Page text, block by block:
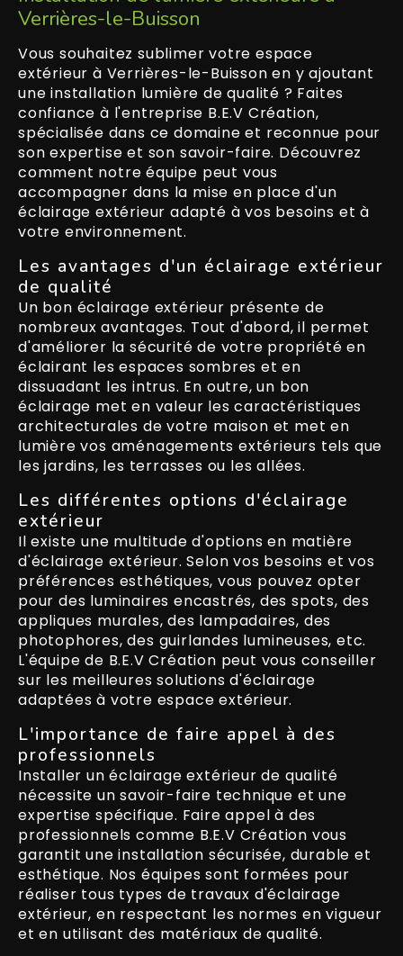
Verrières-le-Buisson
Vous souhaitez sublimer votre espace
extérieur à Verrières-le-Buisson en y ajoutant
une installation lumière de qualité ? Faites
confiance à l'entreprise B.E.V Création,
spécialisée dans ce domaine et reconnue pour
son expertise et son savoir-faire. Découvrez
comment notre équipe peut vous
accompagner dans la mise en place d'un
éclairage extérieur adapté à vos besoins et à
votre environnement.
Les avantages d'un éclairage extérieur
de qualité
Un bon éclairage extérieur présente de
nombreux avantages. Tout d'abord, il permet
d'améliorer la sécurité de votre propriété en
éclairant les espaces sombres et en
dissuadant les intrus. En outre, un bon
éclairage met en valeur les caractéristiques
architecturales de votre maison et met en
lumière vos aménagements extérieurs tels que
les jardins, les terrasses ou les allées.
Les différentes options d'éclairage
extérieur
Il existe une multitude d'options en matière
d'éclairage extérieur. Selon vos besoins et vos
préférences esthétiques, vous pouvez opter
pour des luminaires encastrés, des spots, des
appliques murales, des lampadaires, des
photophores, des guirlandes lumineuses, etc.
L'équipe de B.E.V Création peut vous conseiller
sur les meilleures solutions d'éclairage
adaptées à votre espace extérieur.
L'importance de faire appel à des
professionnels
Installer un éclairage extérieur de qualité
nécessite un savoir-faire technique et une
expertise spécifique. Faire appel à des
professionnels comme B.E.V Création vous
garantit une installation sécurisée, durable et
esthétique. Nos équipes sont formées pour
réaliser tous types de travaux d'éclairage
extérieur, en respectant les normes en vigueur
et en utilisant des matériaux de qualité.